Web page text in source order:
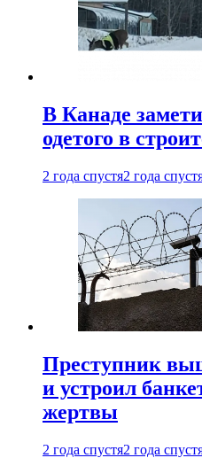
В Канаде
одетого в
2 года спустя2 года
Преступник
и устроил
жертвы
2 года спустя2 года